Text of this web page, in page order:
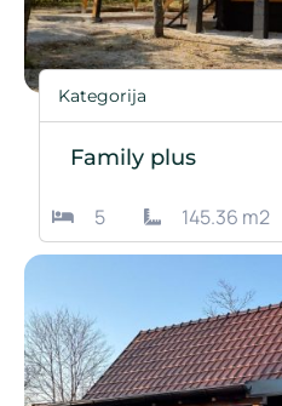
Kategorija
Family plus
5 145.36 m2